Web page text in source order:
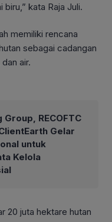
kata Raja Juli.
memiliki rencana
sebagai cadangan
air.
Group, RECOFTC
Gelar
untuk
Kelola
20 juta hektare hutan